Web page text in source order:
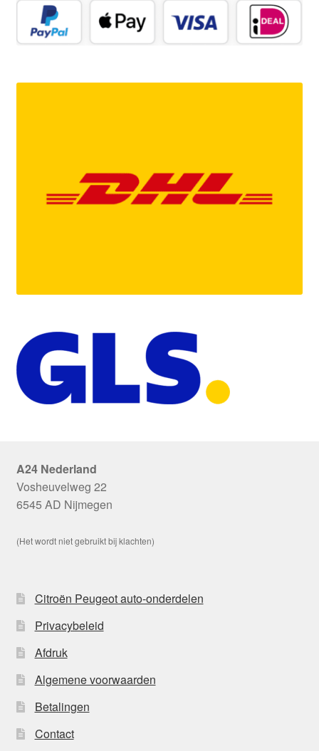
A24 Nederland
Vosheuvelweg 22
6545 AD Nijmegen
(Het wordt niet gebruikt bij klachten)
Citroën Peugeot auto-onderdelen
Privacybeleid
Afdruk
Algemene voorwaarden
Betalingen
Contact